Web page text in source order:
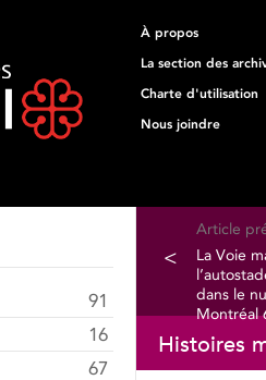
À propos
La section des
Charte d'utilisation
Nous joindre
Article
<
La Voie
dans le
Montréal
Histoires
91
16
67